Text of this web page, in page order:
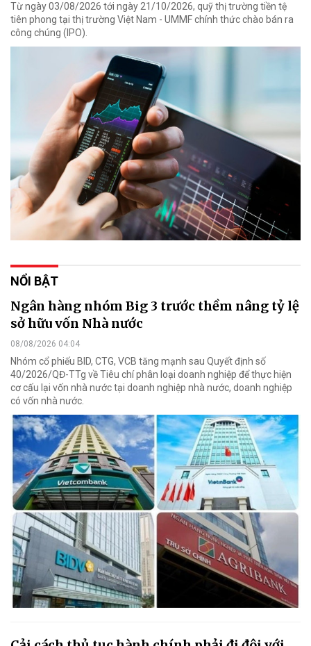
Từ ngày 03/08/2026 tới ngày 21/10/2026, quỹ thị trường tiền tệ
tiên phong tại thị trường Việt Nam - UMMF chính thức chào bán ra
công chúng (IPO).
NỔI BẬT
Ngân hàng nhóm Big 3 trước thềm nâng tỷ lệ
sở hữu vốn Nhà nước
08/08/2026 04:04
Nhóm cổ phiếu BID, CTG, VCB tăng mạnh sau Quyết định số
40/2026/QĐ-TTg về Tiêu chí phân loại doanh nghiệp để thực hiện
cơ cấu lại vốn nhà nước tại doanh nghiệp nhà nước, doanh nghiệp
có vốn nhà nước.